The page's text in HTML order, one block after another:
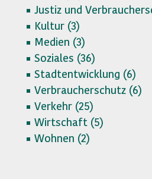
Justiz und
Kultur (3)
Medien (3)
Soziales (36)
Stadtentwicklung (6)
Verbraucherschutz (6)
Verkehr (25)
Wirtschaft (5)
Wohnen (2)